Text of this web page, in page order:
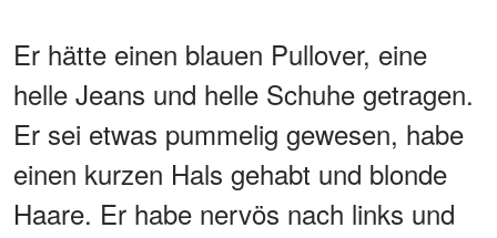
Er hätte einen blauen Pullover, eine
helle Jeans und helle Schuhe getragen.
Er sei etwas pummelig gewesen, habe
einen kurzen Hals gehabt und blonde
Haare. Er habe nervös nach links und